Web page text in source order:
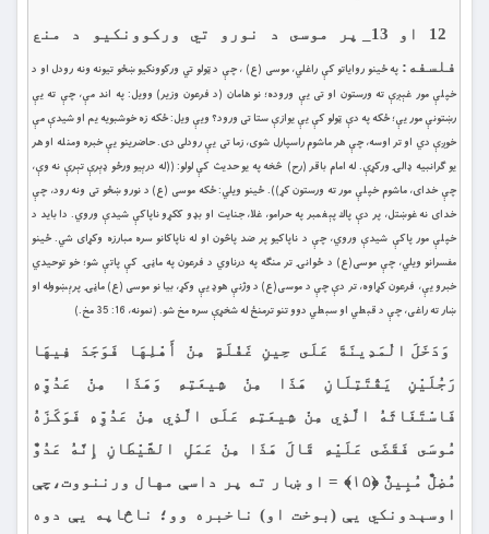
12 او 13_ پر موسى د نورو تي وركوونكيو د منع
فلسفه: په ځينو رواياتو كې راغلي، موسى (ع) ، چې د ټولو تي وركوونكيو ښځو تيونه ونه رودل او د
خپلې مور غېږې ته ورستون او تى يې وروده؛ نو هامان (د فرعون وزير) وويل: په اند مې، چې ته يې
رښتونې مور يې؛ ځكه په دې ټولو كې يې يوازې ستا تى ورود؟ ويې ويل: ځكه زه خوشبويه يم او شيدې مې
خوږې دي او تر اوسه، چې هر ماشوم راسپارل شوى، زما تى يې رودلى دى. حاضرينو يې خبره ومنله او هر
يو ګرانبيه ډالۍ وركړې. له امام باقر (رح) څخه په يو حديث كې لولو: ((له درېيو ورځو ډېرې تېرې نه وې،
چې خداى، ماشوم خپلې مور ته ورستون كړ)). ځينو ويلي: ځكه موسى (ع) د نورو ښځو تى ونه رود، چې
خداى نه غوښتل، پر دې پاك پېغمبر په حرامو، غلا، جنايت او بډو ككړو ناپاكې شيدې وروي. دا بايد د
خپلې مور پاكې شيدې وروي، چې د ناپاكيو پر ضد پاڅون او له ناپاكانو سره مبارزه وكړاى شي. ځينو
مفسرانو ويلي، چې موسى(ع) د ځوانۍ تر منګه په درناوي د فرعون په ماڼۍ كې پاتې شو؛ خو توحيدي
خبرو يې، فرعون كړاوه، تر دې چې د موسی(ع) د وژنې هوډ یې وکړ، بيا نو موسى (ع) ماڼۍ پرېښووله او
ښار ته راغى، چې د قبطي او سبطي دوو تنو ترمنځ له شخړې سره مخ شو. (نمونه، 16: 35 مخ.)
وَدَخَلَ الْمَدِينَةَ عَلَى حِينِ غَفْلَةٍ مِنْ أَهْلِهَا فَوَجَدَ فِيهَا
رَجُلَيْنِ يَقْتَتِلَانِ هَذَا مِنْ شِيعَتِهِ وَهَذَا مِنْ عَدُوِّهِ
فَاسْتَغَاثَهُ الَّذِي مِنْ شِيعَتِهِ عَلَى الَّذِي مِنْ عَدُوِّهِ فَوَكَزَهُ
مُوسَى فَقَضَى عَلَيْهِ قَالَ هَذَا مِنْ عَمَلِ الشَّيْطَانِ إِنَّهُ عَدُوٌّ
مُضِلٌّ مُبِينٌ ﴿۱۵﴾ = او ښار ته پر داسې مهال ورننووت،چې
اوسېدونكي يې (بوخت او) ناخبره وو؛ ناڅاپه يې دوه